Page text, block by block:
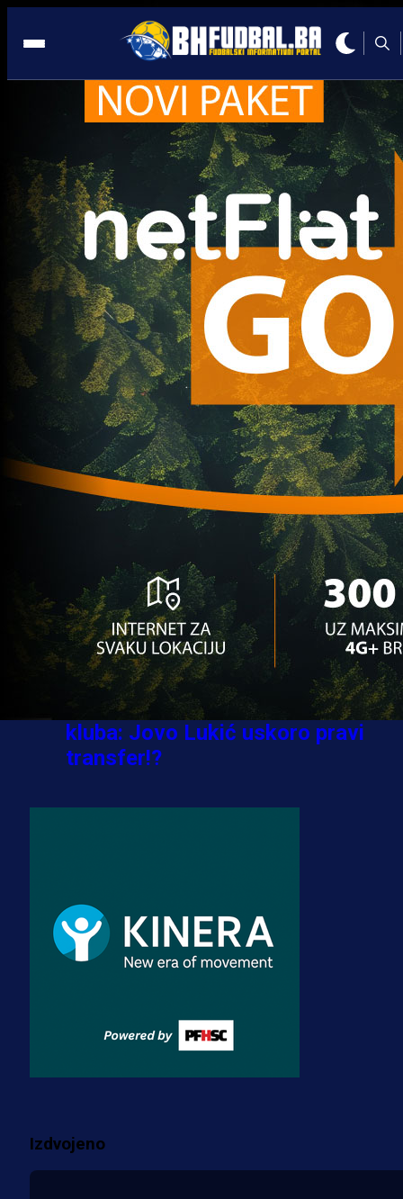
Luka Menalo
Trenutno nema novosti za navedeni tag.
Najčitanije Najnovije
A Selekcija
Sve je gotovo: Edin Džeko donio
odluku, evo gdje nastavlja
1 sedmica 5 dan
A Selekcija
Ovo niko nije očekivao: Nikola
Vasilj iznenadio izborom novog
kluba!
3 sedmica 6 dan
A Selekcija
Jovo Lukić ima novi klub: Trener
Cluja praktično potvrdio veliki
transfer!
4 dan 5 h
A Selekcija
Stigla potvrda od predsjednika
kluba: Jovo Lukić uskoro pravi
transfer!?
dres BiH!
3 sedmica 4 dan
Premijer liga BiH
za pranje novca, pretresaju
prostorije FK Borac!
Izdvojeno